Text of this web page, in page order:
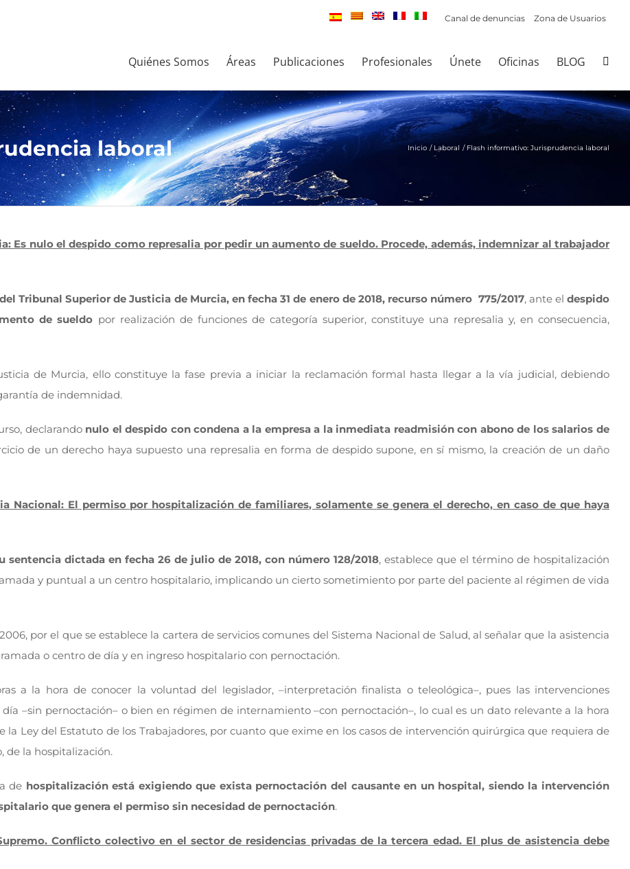
Canal de denuncias Zona de Usuarios
Quiénes Somos Áreas Publicaciones Profesionales Únete Oficinas BLOG
laboral Inicio Laboral Flash informativo: Jurisprudencia laboral
Es nulo el despido como represalia por pedir un aumento de sueldo. Procede, además, indemnizar al trabajador
Tribunal Superior de Justicia de Murcia, en fecha 31 de enero de 2018, recurso número 775/2017, ante eldespido
de sueldo por realización de funciones de categoría superior, constituye una represalia y, en consecuencia,
de Murcia, ello constituye la fase previa a iniciar la reclamación formal hasta llegar a la vía judicial, debiendo
de indemnidad.
declarandonulo el despido con condena a la empresa a la inmediata readmisión con abono de los salarios de
de un derecho haya supuesto una represalia en forma de despido supone, en sí mismo, la creación de un daño
Nacional: El permiso por hospitalización de familiares, solamente se genera el derecho, en caso de que haya
dictada en fecha 26 de julio de 2018, con número 128/2018, establece que el término de hospitalización
y puntual a un centro hospitalario, implicando un cierto sometimiento por parte del paciente al régimen de vida
por el que se establece la cartera de servicios comunes del Sistema Nacional de Salud, al señalar que la asistencia
o centro de día y en ingreso hospitalario con pernoctación.
a la hora de conocer la voluntad del legislador, –interpretación finalista o teleológica–, pues las intervenciones
–sin pernoctación– o bien en régimen de internamiento –con pernoctación–, lo cual es un dato relevante a la hora
la Ley del Estatuto de los Trabajadores, por cuanto que exime en los casos de intervención quirúrgica que requiera de
de la hospitalización.
de hospitalización está exigiendo que exista pernoctación del causante en un hospital, siendo la intervención
que genera el permiso sin necesidad de pernoctación.
Conflicto colectivo en el sector de residencias privadas de la tercera edad. El plus de asistencia debe